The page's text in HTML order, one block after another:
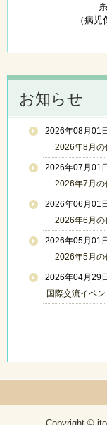
（病
お知らせ
2026年08月01
2026年8月の
2026年07月01
2026年7月の
2026年06月01
2026年6月の
2026年05月01
2026年5月の
2026年04月29
国際交流イベ